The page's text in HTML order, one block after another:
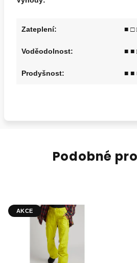
Zateplení: ■ □
Voděodolnost: ■ ■
Prodyšnost: ■ ■
Podobné
AKCE